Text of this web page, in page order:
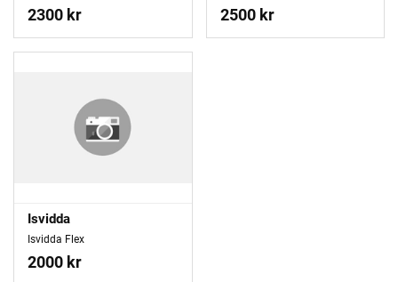
2300 kr 2500 kr
Isvidda
Isvidda Flex
2000 kr